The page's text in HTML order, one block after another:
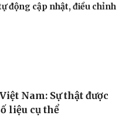
động cập nhật, điều chỉnh